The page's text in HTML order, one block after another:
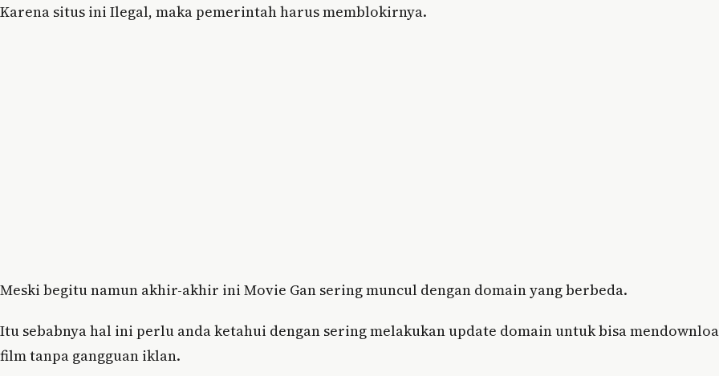
Karena situs ini Ilegal, maka pemerintah harus memblokirnya.
Meski begitu namun akhir-akhir ini Movie Gan sering muncul dengan domain yang berbeda.
Itu sebabnya hal ini perlu anda ketahui dengan sering melakukan update domain untuk bisa
film tanpa gangguan iklan.